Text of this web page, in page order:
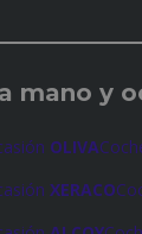
mano y
OLIVA
XERACO